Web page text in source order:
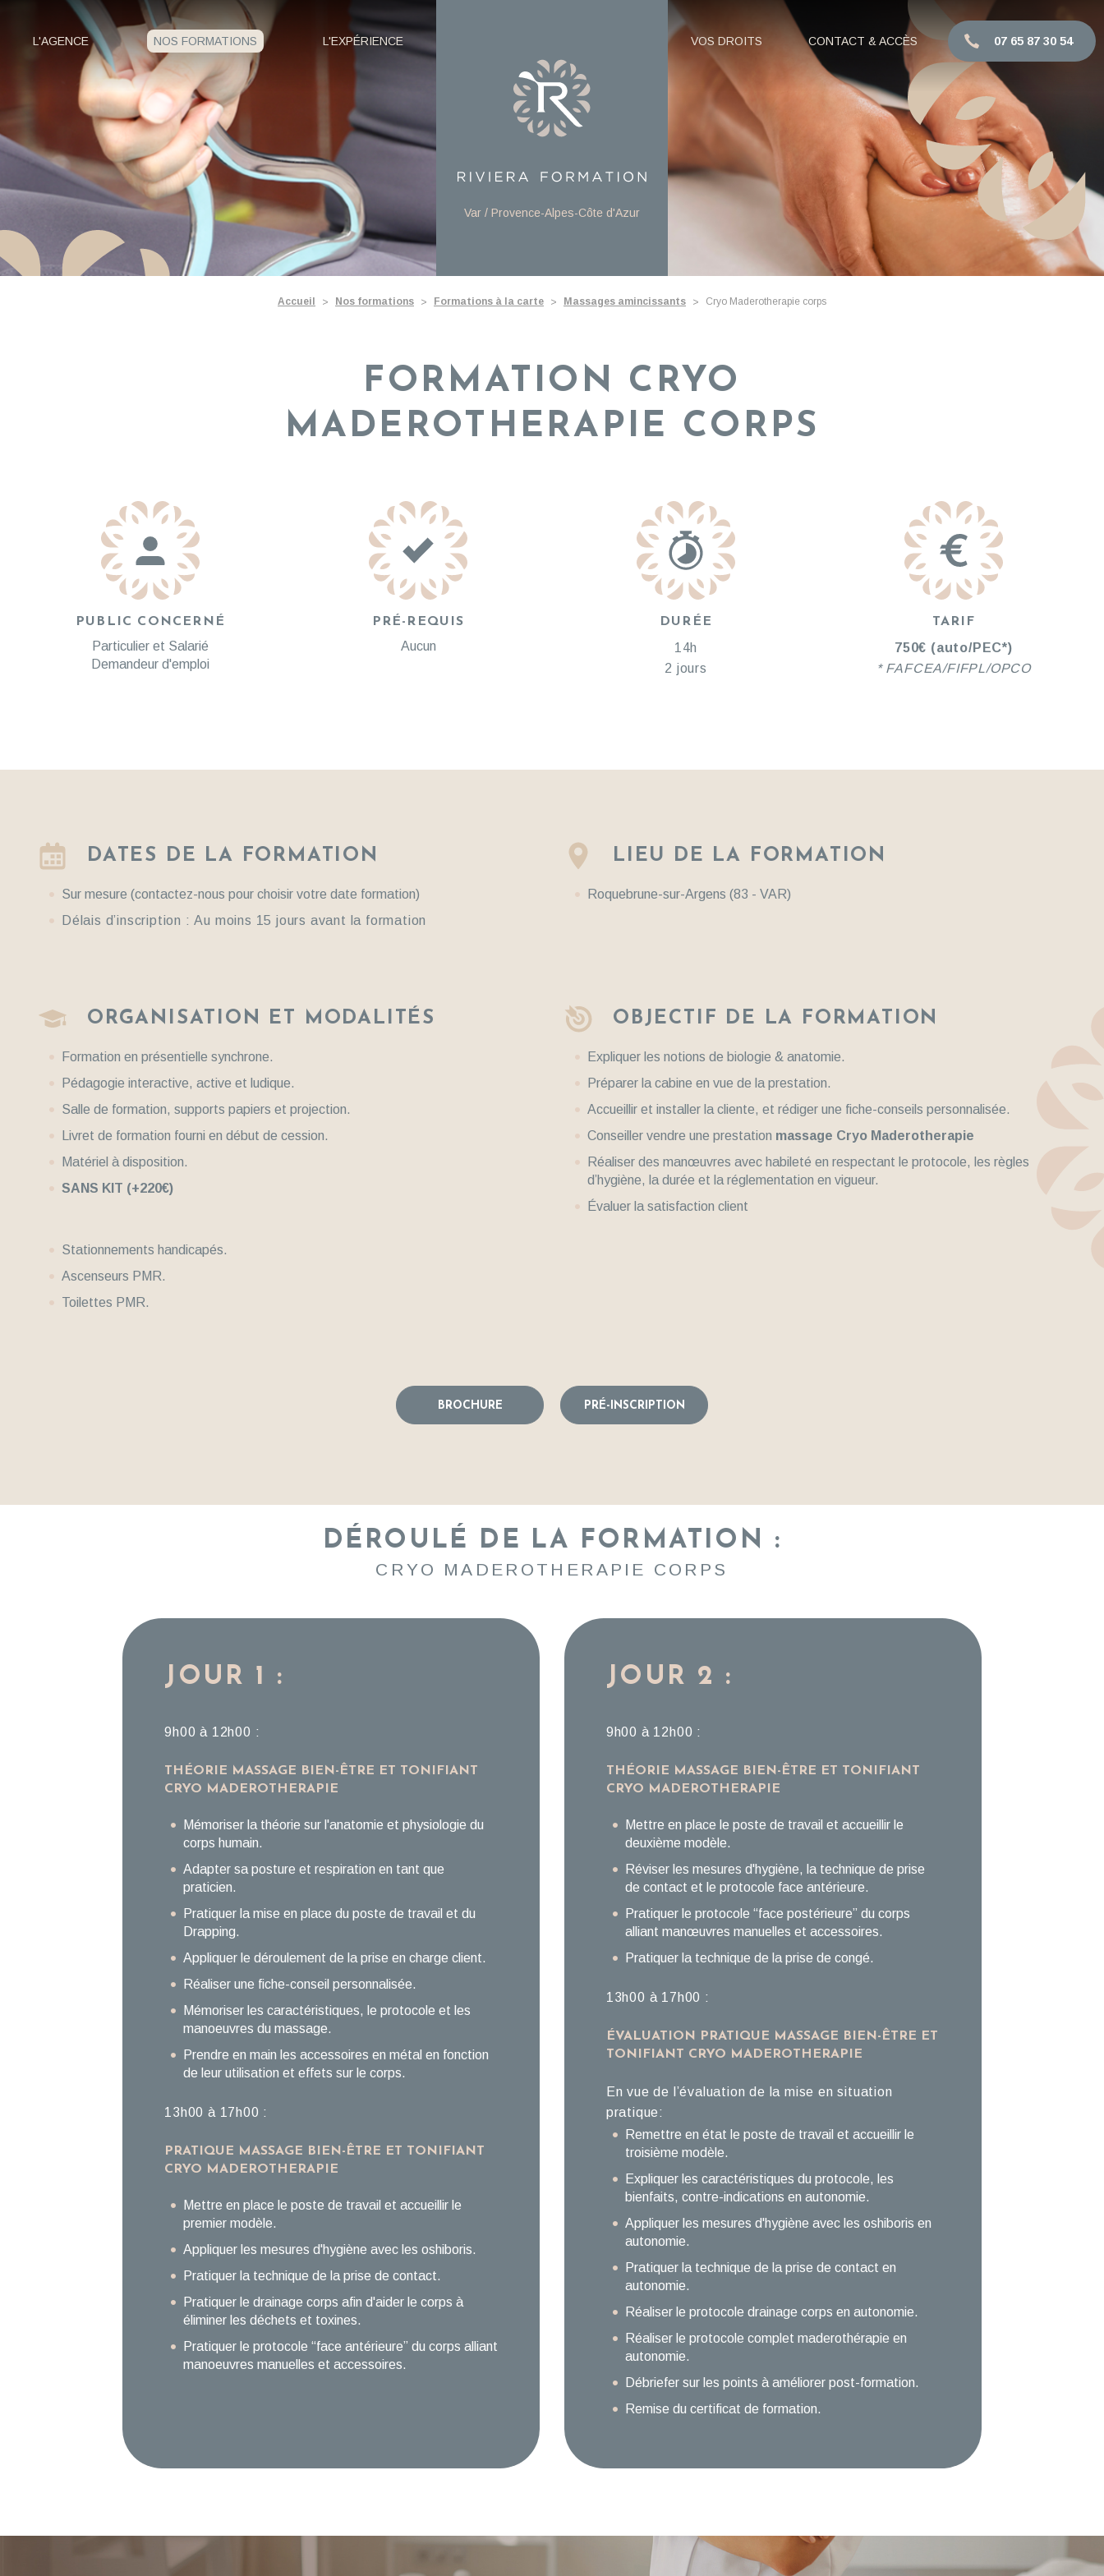
L'AGENCE NOS FORMATIONS L'EXPÉRIENCE VOS DROITS CONTACT & ACCÈS 07 65 87 30 54
Var / Provence-Alpes-Côte d'Azur
Accueil Nos formations Formations à la carte Massages amincissants Cryo Maderotherapie corps
FORMATION CRYO
MADEROTHERAPIE CORPS
PUBLIC CONCERNÉ
Particulier et Salarié
Demandeur d'emploi
PRÉ-REQUIS
Aucun
DURÉE
14h
2 jours
TARIF
750€ (auto/PEC*)
* FAFCEA/FIFPL/OPCO
DATES DE LA FORMATION
Sur mesure (contactez-nous pour choisir votre date formation)
Délais d’inscription :Au moins 15 jours avant la formation
LIEU DE LA FORMATION
Roquebrune-sur-Argens (83 - VAR)
ORGANISATION ET MODALITÉS
Formation en présentielle synchrone.
Pédagogie interactive, active et ludique.
Salle de formation, supports papiers et projection.
Livret de formation fourni en début de cession.
Matériel à disposition.
SANS KIT (+220€)
Stationnements handicapés.
Ascenseurs PMR.
Toilettes PMR.
OBJECTIF DE LA FORMATION
Expliquer les notions de biologie & anatomie.
Préparer la cabine en vue de la prestation.
Accueillir et installer la cliente, et rédiger une fiche-conseils personnalisée.
Conseiller vendre une prestation massage Cryo Maderotherapie
Réaliser des manœuvres avec habileté en respectant le protocole, les règles
d’hygiène, la durée et la réglementation en vigueur.
Évaluer la satisfaction client
BROCHURE PRÉ-INSCRIPTION
DÉROULÉ DE LA FORMATION :
CRYO MADEROTHERAPIE CORPS
JOUR 1 :
9h00 à 12h00 :
THÉORIE MASSAGE BIEN-ÊTRE ET TONIFIANT
CRYO MADEROTHERAPIE
Mémoriser la théorie sur l'anatomie et physiologie du
corps humain.
Adapter sa posture et respiration en tant que
praticien.
Pratiquer la mise en place du poste de travail et du
Drapping.
Appliquer le déroulement de la prise en charge client.
Réaliser une fiche-conseil personnalisée.
Mémoriser les caractéristiques, le protocole et les
manoeuvres du massage.
Prendre en main les accessoires en métal en fonction
de leur utilisation et effets sur le corps.
13h00 à 17h00 :
PRATIQUE MASSAGE BIEN-ÊTRE ET TONIFIANT
CRYO MADEROTHERAPIE
Mettre en place le poste de travail et accueillir le
premier modèle.
Appliquer les mesures d'hygiène avec les oshiboris.
Pratiquer la technique de la prise de contact.
Pratiquer le drainage corps afin d'aider le corps à
éliminer les déchets et toxines.
Pratiquer le protocole “face antérieure” du corps alliant
manoeuvres manuelles et accessoires.
JOUR 2 :
9h00 à 12h00 :
THÉORIE MASSAGE BIEN-ÊTRE ET TONIFIANT
CRYO MADEROTHERAPIE
Mettre en place le poste de travail et accueillir le
deuxième modèle.
Réviser les mesures d'hygiène, la technique de prise
de contact et le protocole face antérieure.
Pratiquer le protocole “face postérieure” du corps
alliant manœuvres manuelles et accessoires.
Pratiquer la technique de la prise de congé.
13h00 à 17h00 :
ÉVALUATION PRATIQUE MASSAGE BIEN-ÊTRE ET
TONIFIANT CRYO MADEROTHERAPIE
En vue de l’évaluation de la mise en situation
pratique:
Remettre en état le poste de travail et accueillir le
troisième modèle.
Expliquer les caractéristiques du protocole, les
bienfaits, contre-indications en autonomie.
Appliquer les mesures d'hygiène avec les oshiboris en
autonomie.
Pratiquer la technique de la prise de contact en
autonomie.
Réaliser le protocole drainage corps en autonomie.
Réaliser le protocole complet maderothérapie en
autonomie.
Débriefer sur les points à améliorer post-formation.
Remise du certificat de formation.
Panneau de gestion des cookies